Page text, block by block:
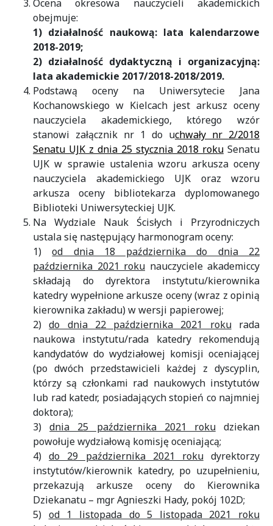
Ocena okresowa nauczycieli akademickich
obejmuje:
1) działalność naukową: lata kalendarzowe
2018-2019;
2) działalność dydaktyczną i organizacyjną:
lata akademickie 2017/2018-2018/2019.
Podstawą oceny na Uniwersytecie Jana
Kochanowskiego w Kielcach jest arkusz oceny
nauczyciela akademickiego, którego wzór
stanowi załącznik nr 1 do uchwały nr 2/2018
Senatu UJK z dnia 25 stycznia 2018 roku Senatu
UJK w sprawie ustalenia wzoru arkusza oceny
nauczyciela akademickiego UJK oraz wzoru
arkusza oceny bibliotekarza dyplomowanego
Biblioteki Uniwersyteckiej UJK.
Na Wydziale Nauk Ścisłych i Przyrodniczych
ustala się następujący harmonogram oceny:
1)od dnia 18 października do dnia 22
października 2021 roku nauczyciele akademiccy
składają do dyrektora instytutu/kierownika
katedry wypełnione arkusze oceny (wraz z opinią
kierownika zakładu) w wersji papierowej;
2)do dnia 22 października 2021 rokurada
naukowa instytutu/rada katedry rekomendują
kandydatów do wydziałowej komisji oceniającej
(po dwóch przedstawicieli każdej z dyscyplin,
którzy są członkami rad naukowych instytutów
lub rad katedr, posiadających stopień co najmniej
doktora);
3)dnia 25 października 2021 rokudziekan
powołuje wydziałową komisję oceniającą;
4)do 29 października 2021 rokudyrektorzy
instytutów/kierownik katedry, po uzupełnieniu,
przekazują arkusze oceny do Kierownika
Dziekanatu – mgr Agnieszki Hady, pokój 102D;
5) od 1 listopada do 5 listopada 2021 roku